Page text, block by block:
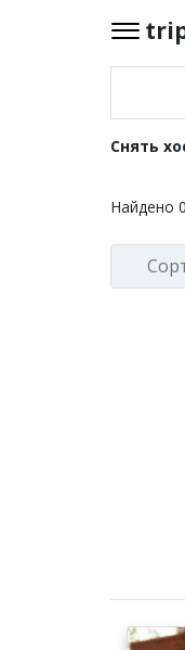
triproom
Войти /
Снять
Найдено 0